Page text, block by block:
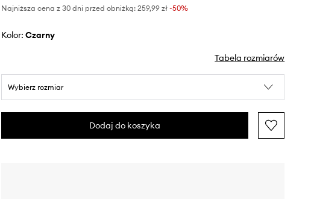
Najniższa cena z 30 dni przed obniżką: 259,99 zł -50%
Kolor: czarny
Tabela rozmiarów
Wybierz rozmiar
Dodaj do koszyka